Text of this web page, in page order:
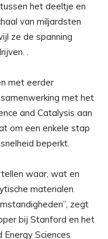
het deeltje en
van miljardsten
ze de spanning
.
met eerder
met het
and Catalysis aan
om een ​​enkele stap
beperkt.
waar, wat en
materialen
zegt
bij Stanford en het
Sciences